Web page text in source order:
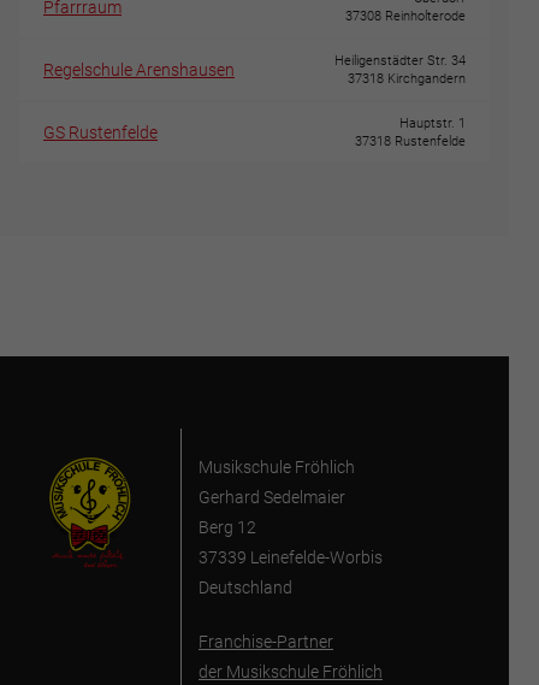
Pfarrraum
37308 Reinholterode
Regelschule Arenshausen
Heiligenstädter Str. 34
37318 Kirchgandern
GS Rustenfelde
Hauptstr. 1
37318 Rustenfelde
Musikschule Fröhlich
Gerhard Sedelmaier
Berg 12
37339 Leinefelde-Worbis
Deutschland
Franchise-Partner
der Musikschule Fröhlich